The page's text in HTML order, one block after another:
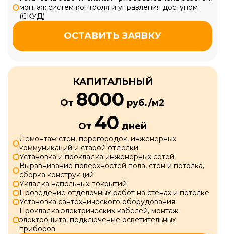
монтаж систем контроля и управления доступом
(СКУД)
ОСТАВИТЬ ЗАЯВКУ
КАПИТАЛЬНЫЙ
От 8000 руб./м2
От 40 дней
Демонтаж стен, перегородок, инженерных
коммуникаций и старой отделки
Установка и прокладка инженерных сетей
Выравнивание поверхностей пола, стен и потолка,
сборка конструкций
Укладка напольных покрытий
Проведение отделочных работ на стенах и потолке
Установка сантехнического оборудования
Прокладка электрических кабелей, монтаж
электрощита, подключение осветительных
приборов